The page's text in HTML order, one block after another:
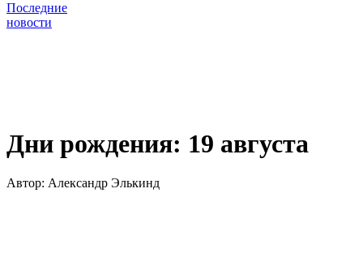
Последние
новости
Дни рождения: 19 августа
Автор: Александр Элькинд